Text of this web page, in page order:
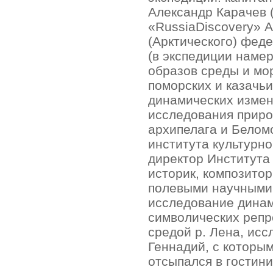
Александр Карачев
«RussiaDiscovery»
(Арктического)
(в экспедиции
образов среды и
поморских и
динамических
исследования
архипелага и
института
директор
историк,
полевыми научными
исследование
символических
средой р. Лена,
Геннадий, с
отсыпался в